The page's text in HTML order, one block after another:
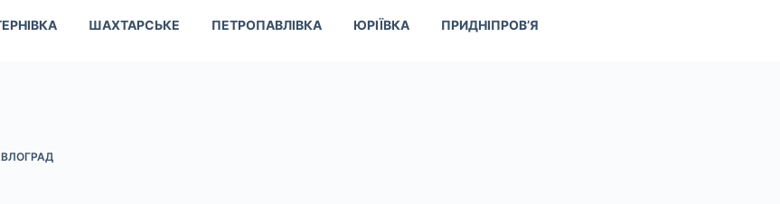
ШАХТАРСЬКЕ ПЕТРОПАВЛІВКА ЮРІЇВКА ПРИДНІПРОВ’Я